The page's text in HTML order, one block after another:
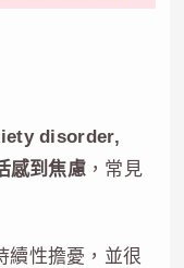
disorder,
感到焦慮 ，常見
續性擔憂，並很